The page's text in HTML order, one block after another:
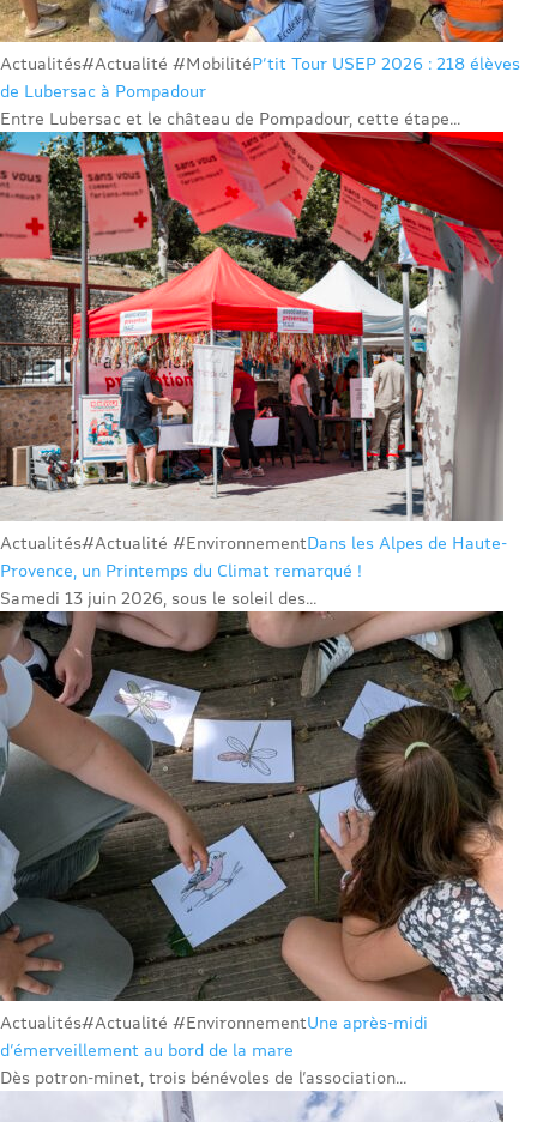
Actualités#Actualité #MobilitéP’tit Tour USEP 2026 : 218 élèves
de Lubersac à Pompadour
Entre Lubersac et le château de Pompadour, cette étape...
Actualités#Actualité #EnvironnementDans les Alpes de Haute-
Provence, un Printemps du Climat remarqué !
Samedi 13 juin 2026, sous le soleil des...
Actualités#Actualité #EnvironnementUne après-midi
d’émerveillement au bord de la mare
Dès potron-minet, trois bénévoles de l’association...